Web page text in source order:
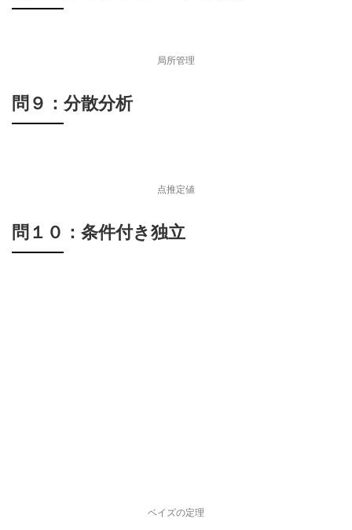
局所管理
問９：分散分析
点推定値
問１０：条件付き独立
ベイズの定理